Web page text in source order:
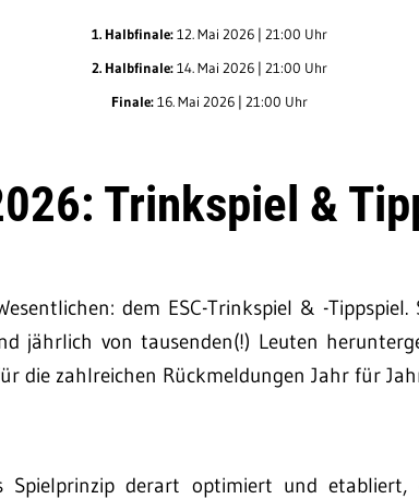
1. Halbfinale:12. Mai 2026 | 21:00 Uhr
2. Halbfinale:14. Mai 2026 | 21:00 Uhr
Finale:16. Mai 2026 | 21:00 Uhr
Trinkspiel &
dem ESC-Trinkspiel & -
jährlich von tausenden(!) Leuten
die zahlreichen Rückmeldungen Jahr für
Spielprinzip derart optimiert und